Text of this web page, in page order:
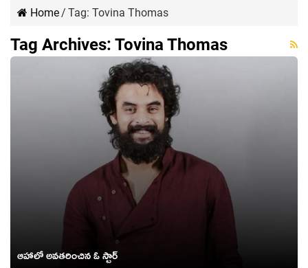
Home/ Tag: Tovina Thomas
Tag Archives: Tovina Thomas
ఆహాలో అవ‌త‌రించిన ఓ స్టార్